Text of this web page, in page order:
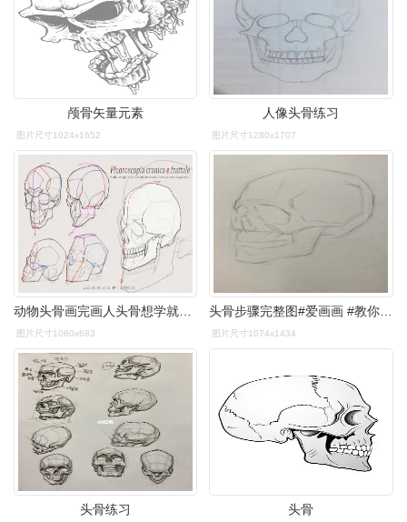
颅骨矢量元素
图片尺寸1024x1652
人像头骨练习
图片尺寸1280x1707
图片尺寸1080x683 图片尺寸1074x1434
头骨练习 头骨